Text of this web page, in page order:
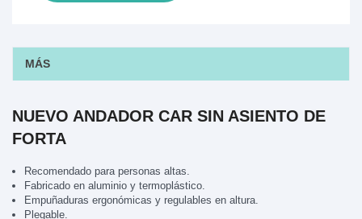
MÁS
NUEVO ANDADOR CAR SIN ASIENTO DE
FORTA
Recomendado para personas altas.
Fabricado en aluminio y termoplástico.
Empuñaduras ergonómicas y regulables en altura.
Plegable.